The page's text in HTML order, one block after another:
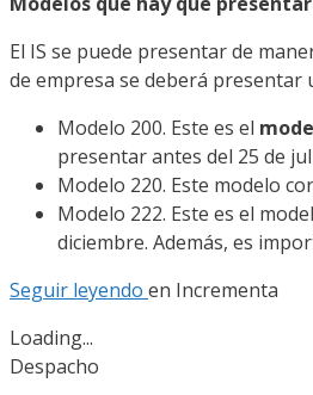
El IS se puede presentar de
de empresa se deberá presentar
Modelo 200. Este es el
presentar antes del 25 de
Modelo 220. Este modelo
Modelo 222. Este es el
diciembre. Además, es
Seguir leyendo en Incrementa
Loading...
Despacho